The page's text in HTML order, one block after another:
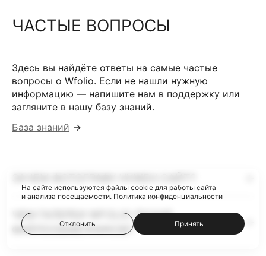
ЧАСТЫЕ ВОПРОСЫ
Здесь вы найдёте ответы на самые частые
вопросы о Wfolio. Если не нашли нужную
информацию — напишите нам в поддержку или
загляните в нашу базу знаний.
База знаний →
ЧЕМ ГАЛЕРЕИ WFOLIO ЛУЧШЕ
ФАЙЛООБМЕННИКОВ?
На сайте используются файлы cookie для работы сайта
и анализа посещаемости. Политика конфиденциальности
Отклонить Принять